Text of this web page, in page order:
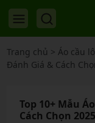
Trang chủ > Áo cầu
Đánh Giá & Cách
Top 10+ Mẫu
Cách Chọn 2025